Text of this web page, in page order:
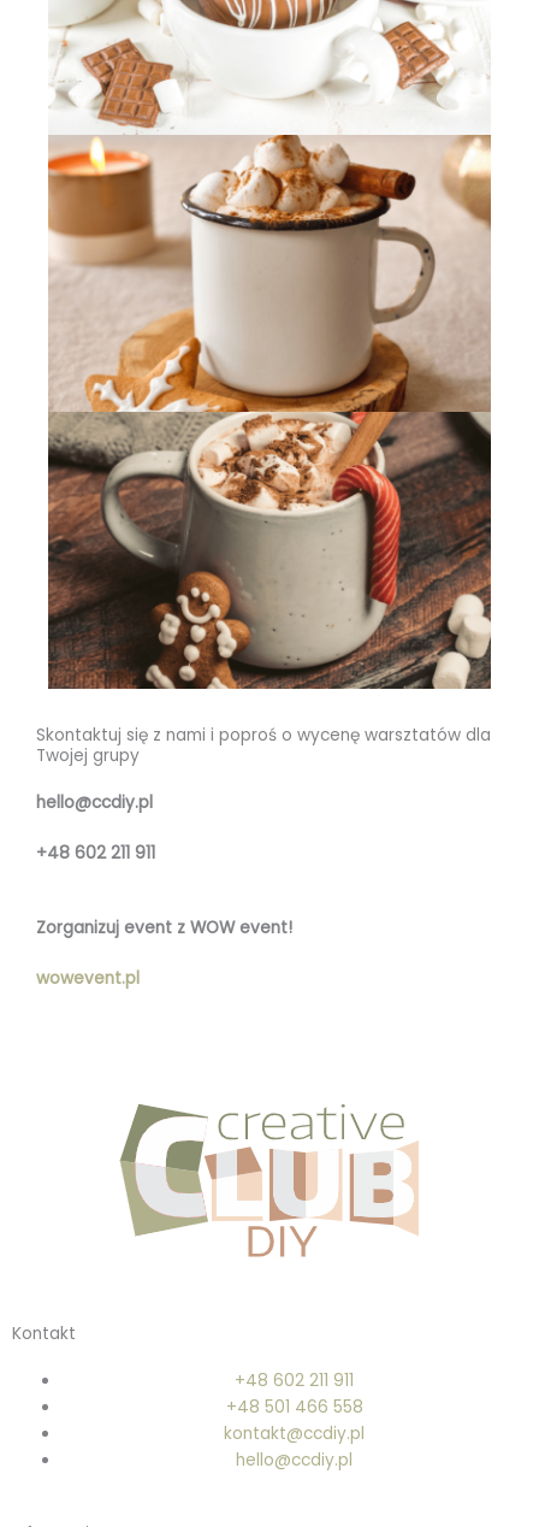
Skontaktuj się z nami i poproś o wycenę warsztatów dla
Twojej grupy
hello@ccdiy.pl
+48 602 211 911
Zorganizuj event z WOW event!
wowevent.pl
Kontakt
+48 602 211 911
+48 501 466 558
kontakt@ccdiy.pl
hello@ccdiy.pl